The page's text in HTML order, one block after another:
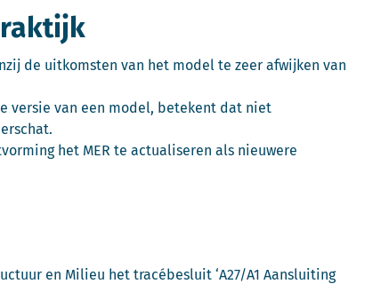
de uitkomsten van het model te zeer afwijken van
versie van een model, betekent dat niet
het MER te actualiseren als nieuwere
en Milieu het tracébesluit ‘A27/A1 Aansluiting